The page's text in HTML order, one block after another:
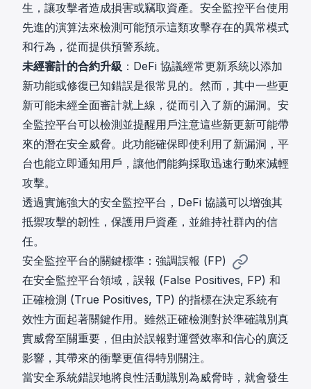
生，讓攻擊者造成損害或竊取資產。安全監控平台使用
先進的演算法來檢測可能預示這類攻擊存在的異常模式
和行為，從而提供預警系統。
未經審計的合約升級 ：DeFi 協議經常更新系統以添加
新功能或修復已知錯誤是很常見的。然而，其中一些更
新可能未經全面審計就上線，從而引入了新的漏洞。安
全監控平台可以檢測並提醒用戶注意這些新更新可能帶
來的潛在安全威脅。此功能確保即使利用了新漏洞，平
台也能立即通知用戶，讓他們能夠採取迅速行動來減輕
攻擊。
透過實施強大的安全監控平台，DeFi 協議可以增強其
抵禦攻擊的韌性，保護用戶資產，並維持社群內的信
任。
安全監控平台的關鍵標準：強調誤報 (FP)
在安全監控平台領域，誤報 (False Positives, FP) 和
正確檢測 (True Positives, TP) 的指標在決定系統有
效性方面起著關鍵作用。雖然正確檢測對於準確識別真
實威脅至關重要，但由於誤報對運營效率和信心的廣泛
影響，其帶來的衝擊更值得特別關注。
當安全系統錯誤地將良性活動識別為威脅時，就會發生